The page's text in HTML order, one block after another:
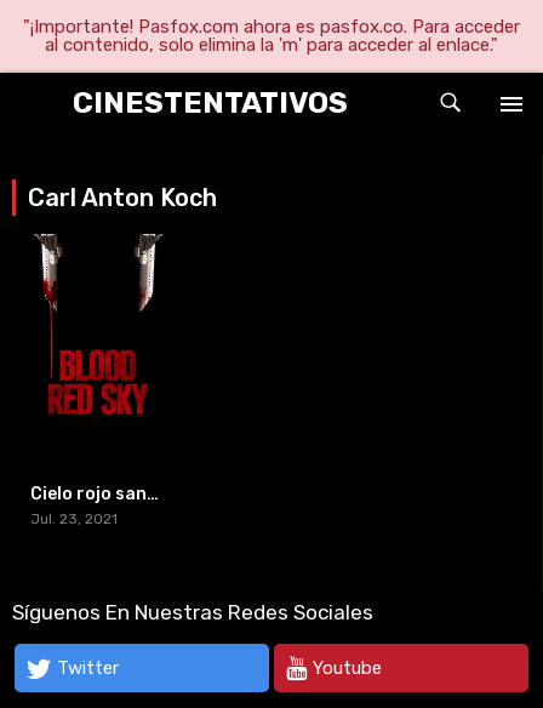
"¡Importante! Pasfox.com ahora es pasfox.co. Para acceder
al contenido, solo elimina la 'm' para acceder al enlace."
CINESTENTATIVOS
Carl Anton Koch
Cielo rojo sangre
Jul. 23, 2021
Síguenos En Nuestras Redes Sociales
Twitter Youtube